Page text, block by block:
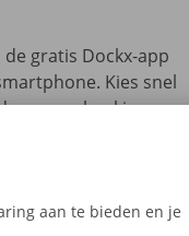
gratis Dockx-app
Kies snel
app en haal jouw
aan te bieden en je